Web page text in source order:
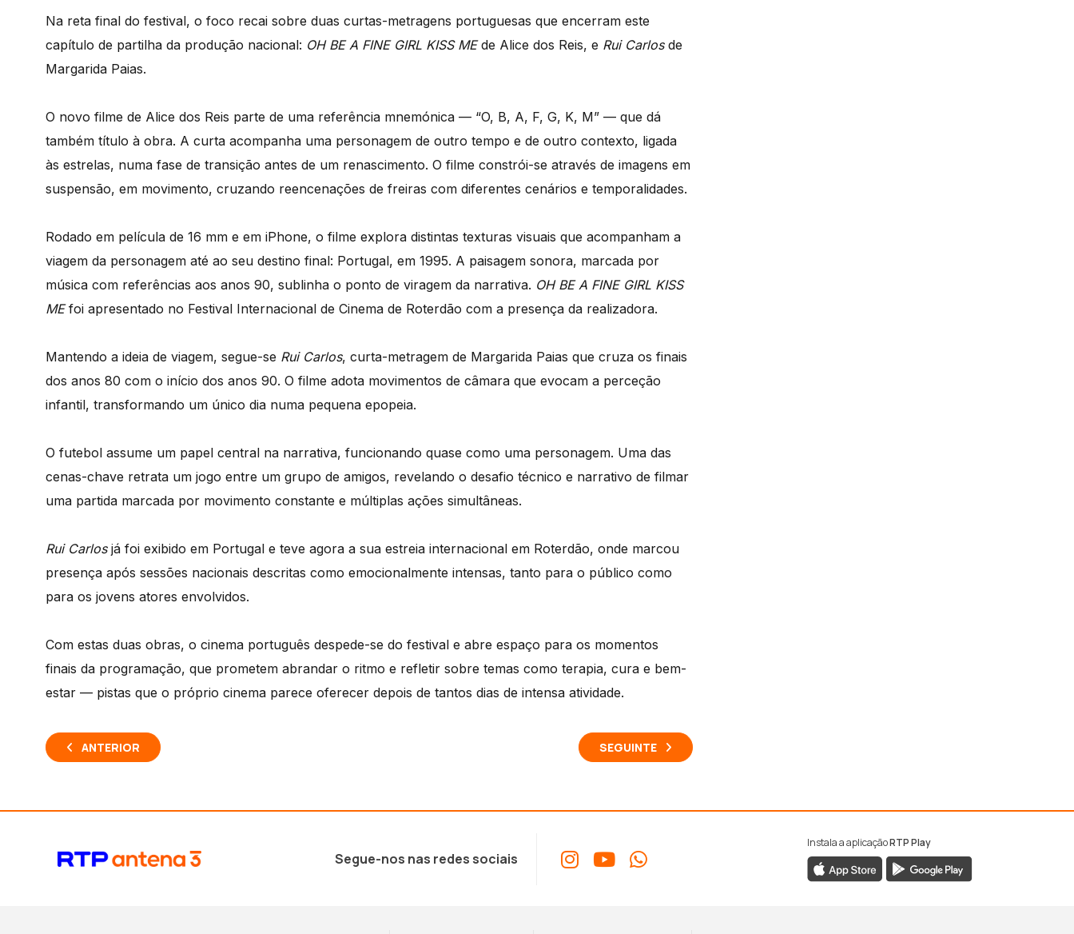
Na reta final do festival, o foco recai sobre duas curtas-metragens portuguesas que encerram este
capítulo de partilha da produção nacional: OH BE A FINE GIRL KISS MEde Alice dos Reis, e Rui Carlosde
Margarida Paias.
O novo filme de Alice dos Reis parte de uma referência mnemónica — “O, B, A, F, G, K, M” — que dá
também título à obra. A curta acompanha uma personagem de outro tempo e de outro contexto, ligada
às estrelas, numa fase de transição antes de um renascimento. O filme constrói-se através de imagens em
suspensão, em movimento, cruzando reencenações de freiras com diferentes cenários e temporalidades.
Rodado em película de 16 mm e em iPhone, o filme explora distintas texturas visuais que acompanham a
viagem da personagem até ao seu destino final: Portugal, em 1995. A paisagem sonora, marcada por
música com referências aos anos 90, sublinha o ponto de viragem da narrativa. OH BE A FINE GIRL KISS
MEfoi apresentado no Festival Internacional de Cinema de Roterdão com a presença da realizadora.
Mantendo a ideia de viagem, segue-se Rui Carlos, curta-metragem de Margarida Paias que cruza os finais
dos anos 80 com o início dos anos 90. O filme adota movimentos de câmara que evocam a perceção
infantil, transformando um único dia numa pequena epopeia.
O futebol assume um papel central na narrativa, funcionando quase como uma personagem. Uma das
cenas-chave retrata um jogo entre um grupo de amigos, revelando o desafio técnico e narrativo de filmar
uma partida marcada por movimento constante e múltiplas ações simultâneas.
Rui Carlosjá foi exibido em Portugal e teve agora a sua estreia internacional em Roterdão, onde marcou
presença após sessões nacionais descritas como emocionalmente intensas, tanto para o público como
para os jovens atores envolvidos.
Com estas duas obras, o cinema português despede-se do festival e abre espaço para os momentos
finais da programação, que prometem abrandar o ritmo e refletir sobre temas como terapia, cura e bem-
estar — pistas que o próprio cinema parece oferecer depois de tantos dias de intensa atividade.
ANTERIOR SEGUINTE
Segue-nos nas redes sociais
Instala a aplicaçãoRTP Play